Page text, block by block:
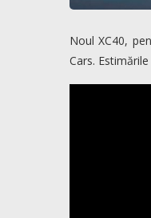
Noul XC40,
Cars.